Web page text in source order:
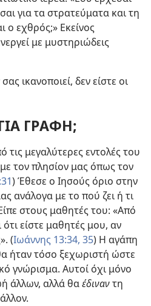
για τα στρατεύματα και τη
ο εχθρός;» Εκείνος
με μυστηριώδεις
ικανοποιεί, δεν είστε οι
ΓΡΑΦΗ;
τις μεγαλύτερες εντολές του
τον πλησίον μας όπως τον
) Έθεσε ο Ιησούς όριο στην
ανάλογα με το πού ζει ή τι
στους μαθητές του: «Από
είστε μαθητές μου, αν
(Ιωάννης 13:34, 35) Η αγάπη
ήταν τόσο ξεχωριστή ώστε
γνώρισμα. Αυτοί όχι μόνο
άλλων, αλλά θαέδιναντη